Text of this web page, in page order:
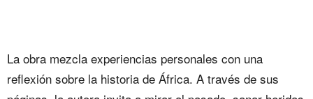
La obra mezcla experiencias personales con una
reflexión sobre la historia de África. A través de sus